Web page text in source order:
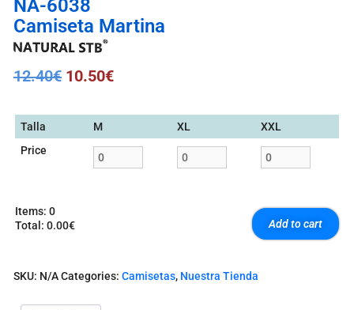
NA-6038
Camiseta Martina
12.40€ 10.50€
Talla M XL
XXL
Price
Items: 0
Total : 0.00€
e
Add to cart
SKU: N/ACategories: Camisetas, Nuestra Tienda